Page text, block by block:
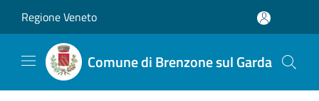
Regione Veneto
Comune di Brenzone sul Garda